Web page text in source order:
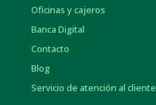
Oficinas y cajeros
Banca Digital
Contacto
Blog
Servicio de atención al cliente